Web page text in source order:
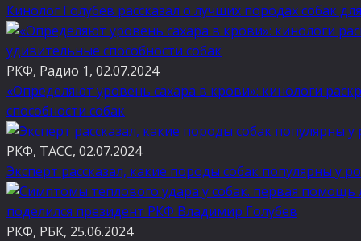
Кинолог Голубев рассказал о лучших породах собак
РКФ, Радио 1, 02.07.2024
«Определяют уровень сахара в крови»: кинологи
способности собак
РКФ, ТАСС, 02.07.2024
Эксперт рассказал, какие породы собак популярны у
РКФ, РБК, 25.06.2024